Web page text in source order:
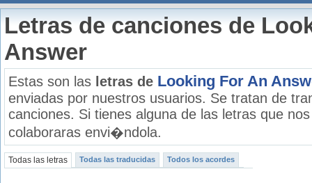
Letras de canciones de
Answer
Estas son las letras de Looking For An
enviadas por nuestros usuarios. Se tratan de
canciones. Si tienes alguna de las letras que
colaboraras envi�ndola.
Todas las letras Todas las traducidas Todos los acordes